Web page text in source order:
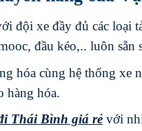
đội xe đầy đủ các loại
đầu kéo,.. luôn sẵn
hóa cùng hệ thống xe
hàng hóa.
Thái Bình giá rẻvới